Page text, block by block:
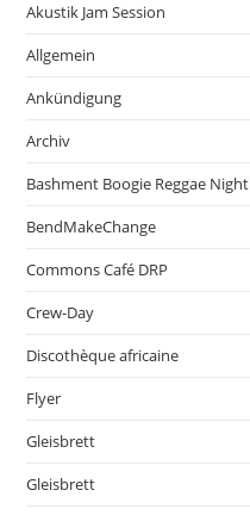
Akustik Jam Session
Allgemein
Ankündigung
Archiv
Bashment Boogie Reggae Night
BendMakeChange
Commons Café DRP
Crew-Day
Discothèque africaine
Flyer
Gleisbrett
Gleisbrett